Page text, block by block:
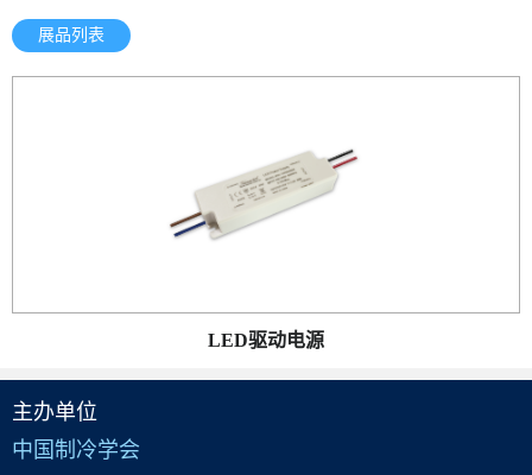
展品列表
LED驱动电源
主办单位
中国制冷学会